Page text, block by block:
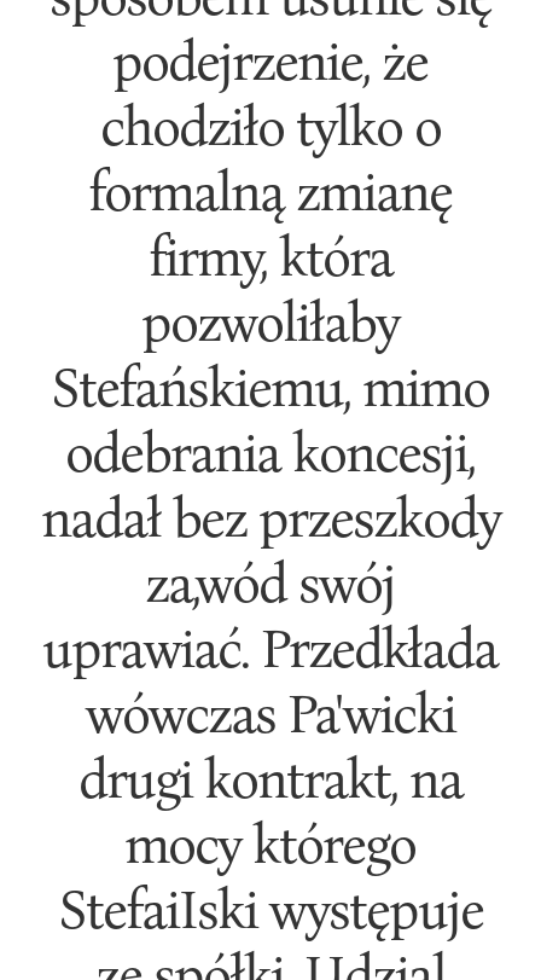
podejrzenie, że
chodziło tylko o
formalną zmianę
firmy, która
pozwoliłaby
Stefańskiemu, mimo
odebrania koncesji,
nadał bez przeszkody
za,wód swój
uprawiać. Przedkłada
wówczas Pa'wicki
drugi kontrakt, na
mocy którego
StefaiIski występuje